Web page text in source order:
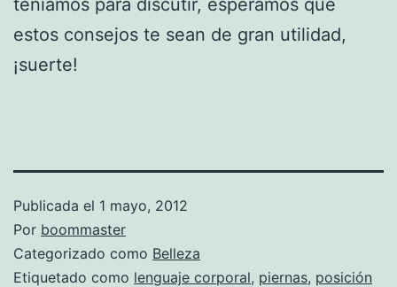
estos consejos te sean de gran utilidad,
¡suerte!
Publicada el 1 mayo, 2012
Por boommaster
Categorizado como Belleza
Etiquetado como lenguaje corporal, piernas, posición